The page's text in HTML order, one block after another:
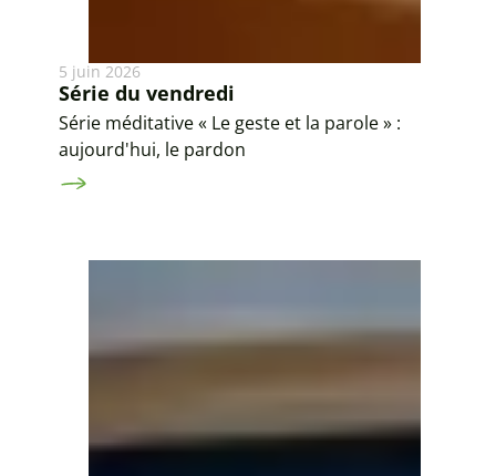
5 juin 2026
Série du vendredi
Série méditative « Le geste et la parole » :
aujourd'hui, le pardon